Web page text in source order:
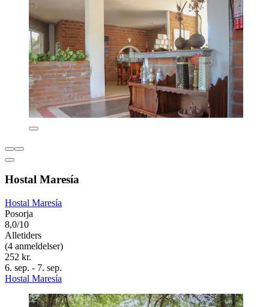
Hostal Maresía
Hostal Maresía
Posorja
8,0/10
Alletiders
(4 anmeldelser)
252 kr.
6. sep. - 7. sep.
Hostal Maresía